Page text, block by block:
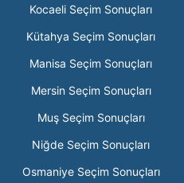
Kocaeli Seçim Sonuçları
Kütahya Seçim Sonuçları
Manisa Seçim Sonuçları
Mersin Seçim Sonuçları
Muş Seçim Sonuçları
Niğde Seçim Sonuçları
Osmaniye Seçim Sonuçları